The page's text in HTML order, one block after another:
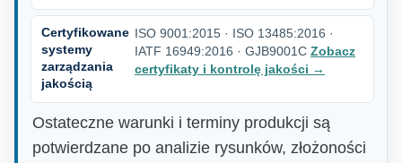
Certyfikowane
systemy
zarządzania
jakością
ISO 9001:2015 · ISO 13485:2016 ·
IATF 16949:2016 · GJB9001C Zobacz
certyfikaty i kontrolę jakości →
Ostateczne warunki i terminy produkcji są
potwierdzane po analizie rysunków, złożoności